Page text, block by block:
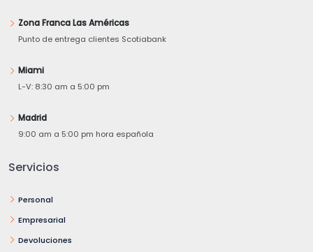
Zona Franca Las Américas
Punto de entrega clientes Scotiabank
Miami
L-V: 8:30 am a 5:00 pm
Madrid
9:00 am a 5:00 pm hora española
Servicios
Personal
Empresarial
Devoluciones